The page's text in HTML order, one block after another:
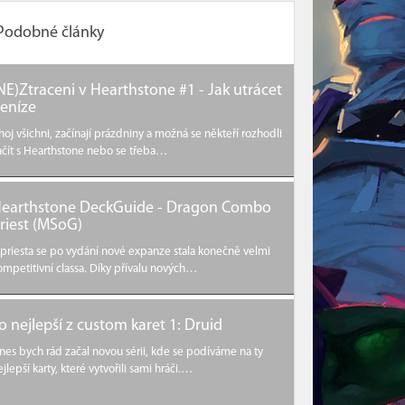
články
v Hearthstone #1 - Jak utrácet
všichni, začínají prázdniny a možná se někteří rozhodli
s Hearthstone nebo se třeba…
DeckGuide - Dragon Combo
(MSoG)
se po vydání nové expanze stala konečně velmi
classa. Díky přívalu nových…
nejlepší z custom karet 1: Druid
bych rád začal novou sérii, kde se podíváme na ty
karty, které vytvořili sami hráči.…